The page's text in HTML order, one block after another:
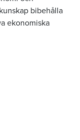
bibehålla
ekonomiska